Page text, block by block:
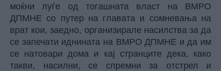
моќни луѓе од тогашната власт на ВМРО
ДПМНЕ со путер на главата и сомневања на
врат кои, заедно, организирале насилства за да
се запечати иднината на ВМРО ДПМНЕ и да им
се натовари дома и кај странците дека, како
такви, насилни, се спремни за отстрел и